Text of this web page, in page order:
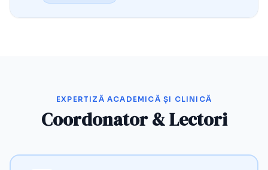
EXPERTIZĂ ACADEMICĂ ȘI CLINICĂ
Coordonator & Lectori